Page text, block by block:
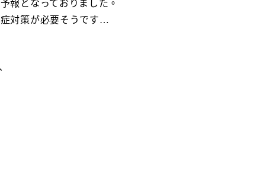
報となっておりました。
対策が必要そうです…